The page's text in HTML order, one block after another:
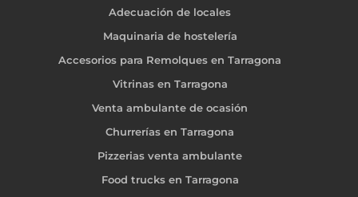
Adecuación de locales
Maquinaria de hostelería
Accesorios para Remolques en Tarragona
Vitrinas en Tarragona
Venta ambulante de ocasión
Churrerías en Tarragona
Pizzerias venta ambulante
Food trucks en Tarragona